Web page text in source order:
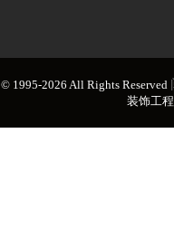
© 1995-2026 All Rights Reserved
装饰工